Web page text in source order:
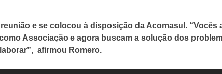
e se colocou à disposição da Acomasul. “Vocês
Associação e agora buscam a solução dos
afirmou Romero.